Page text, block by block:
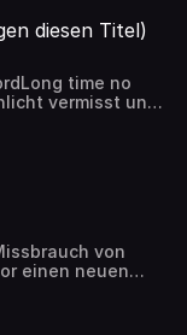
diesen Titel)
time no
vermisst und
Date-
Kim von
einschalten
des Dates
Kopf die
er die
Ist halt einfacher
es für den Plot
von
einen neuen
euch vielleicht
dieses Mal eine